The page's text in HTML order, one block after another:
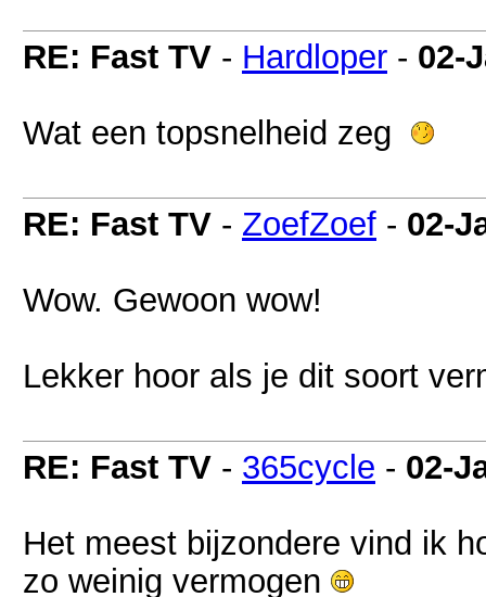
RE: Fast TV - Hardloper - 02-
Wat een topsnelheid zeg
RE: Fast TV - ZoefZoef - 02-
Wow. Gewoon wow!
Lekker hoor als je dit soort
RE: Fast TV - 365cycle - 02-
Het meest bijzondere vind ik
zo weinig vermogen